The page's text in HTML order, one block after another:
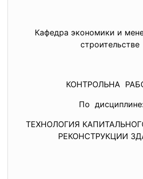
Кафедра экономики и
строительстве
КОНТРОЛЬНА
По
ТЕХНОЛОГИЯ
РЕКОНСТРУКЦИИ